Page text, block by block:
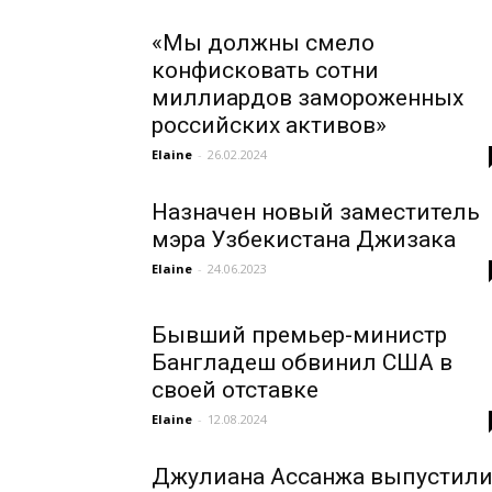
«Мы должны смело
конфисковать сотни
миллиардов замороженных
российских активов»
Elaine - 26.02.2024
Назначен новый заместитель
мэра Узбекистана Джизака
Elaine - 24.06.2023
Бывший премьер-министр
Бангладеш обвинил США в
своей отставке
Elaine - 12.08.2024
Джулиана Ассанжа выпустили